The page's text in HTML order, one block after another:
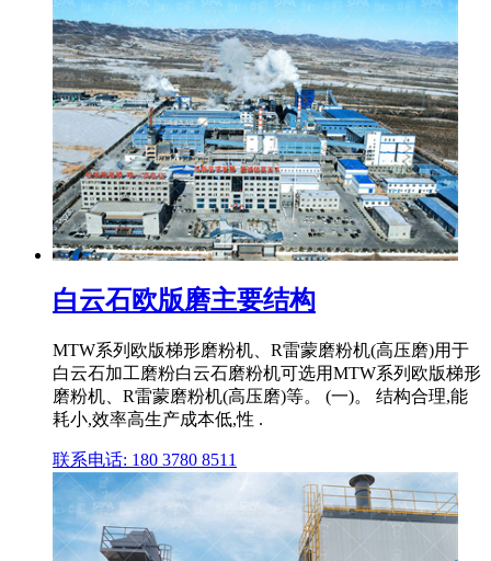
白云石欧版磨主要结构
MTW系列欧版梯形磨粉机、R雷蒙磨粉机(高压磨)用于
白云石加工磨粉白云石磨粉机可选用MTW系列欧版梯形
磨粉机、R雷蒙磨粉机(高压磨)等。 (一)。 结构合理,能
耗小,效率高生产成本低,性 .
联系电话: 180 3780 8511